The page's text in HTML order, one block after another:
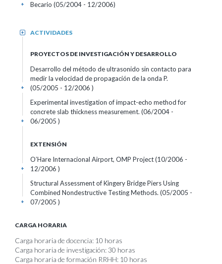
Becario (05/2004 - 12/2006)
+
ACTIVIDADES
+
PROYECTOS DE INVESTIGACIÓN Y DESARROLLO
Desarrollo del método de ultrasonido sin contacto para
medir la velocidad de propagación de la onda P.
(05/2005 - 12/2006 )
+
Experimental investigation of impact-echo method for
concrete slab thickness measurement. (06/2004 -
06/2005 )
+
EXTENSIÓN
O’Hare Internacional Airport, OMP Project (10/2006 -
12/2006 )
+
Structural Assessment of Kingery Bridge Piers Using
Combined Nondestructive Testing Methods. (05/2005 -
07/2005 )
+
CARGA HORARIA
Carga horaria de docencia: 10 horas
Carga horaria de investigación: 30 horas
Carga horaria de formación RRHH: 10 horas